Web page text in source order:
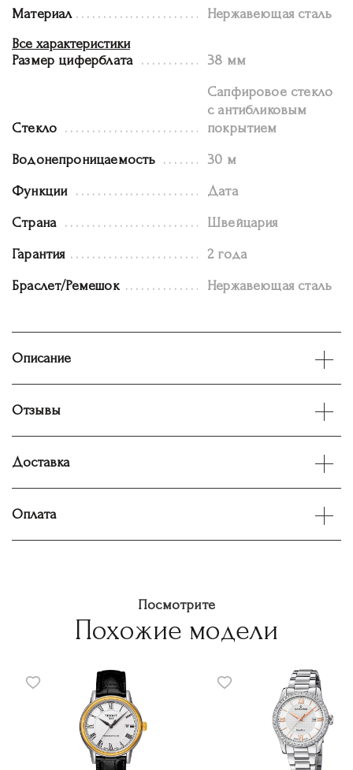
Материал
Нержавеющая сталь
Все характеристики
Размер циферблата
38 мм
Стекло
Сапфировое стекло
с антибликовым
покрытием
Водонепроницаемость 30 м
Функции Дата
Страна Швейцария
Гарантия 2 года
Браслет/Ремешок Нержавеющая сталь
Описание
Отзывы
Доставка
Оплата
Посмотрите
Похожие модели